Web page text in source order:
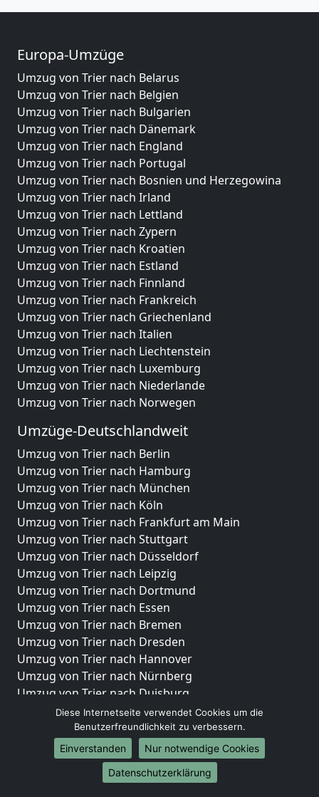
Europa-Umzüge
Umzug von Trier nach Belarus
Umzug von Trier nach Belgien
Umzug von Trier nach Bulgarien
Umzug von Trier nach Dänemark
Umzug von Trier nach England
Umzug von Trier nach Portugal
Umzug von Trier nach Bosnien und Herzegowina
Umzug von Trier nach Irland
Umzug von Trier nach Lettland
Umzug von Trier nach Zypern
Umzug von Trier nach Kroatien
Umzug von Trier nach Estland
Umzug von Trier nach Finnland
Umzug von Trier nach Frankreich
Umzug von Trier nach Griechenland
Umzug von Trier nach Italien
Umzug von Trier nach Liechtenstein
Umzug von Trier nach Luxemburg
Umzug von Trier nach Niederlande
Umzug von Trier nach Norwegen
Umzüge-Deutschlandweit
Umzug von Trier nach Berlin
Umzug von Trier nach Hamburg
Umzug von Trier nach München
Umzug von Trier nach Köln
Umzug von Trier nach Frankfurt am Main
Umzug von Trier nach Stuttgart
Umzug von Trier nach Düsseldorf
Umzug von Trier nach Leipzig
Umzug von Trier nach Dortmund
Umzug von Trier nach Essen
Umzug von Trier nach Bremen
Umzug von Trier nach Dresden
Umzug von Trier nach Hannover
Umzug von Trier nach Nürnberg
Umzug von Trier nach Duisburg
Umzug von Trier nach Bochum
Umzug von Trier nach Wuppertal
Umzug von Trier nach Bielefeld
Umzug von Trier nach Bonn
Umzug von Trier nach Münster
Diese Internetseite verwendet Cookies um die
Benutzerfreundlichkeit zu verbessern.
Einverstanden
Nur notwendige Cookies
Datenschutzerklärung